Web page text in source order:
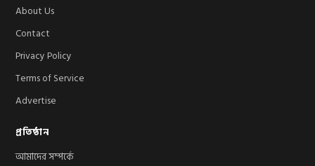
About Us
Contact
Privacy Policy
Terms of Service
Advertise
প্রতিষ্ঠান
আমাদের সম্পর্কে